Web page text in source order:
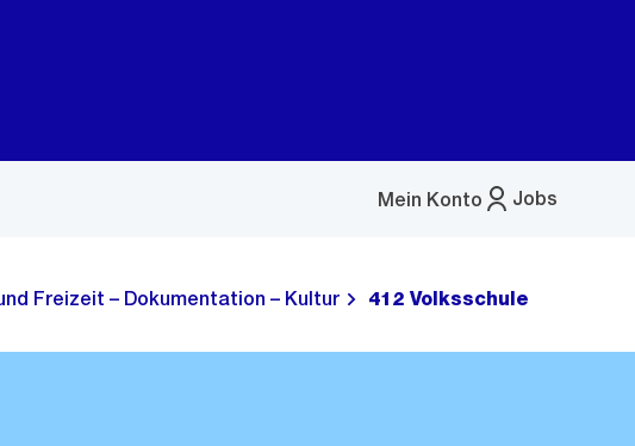
Jobs
Mein Konto
Menü
Freizeit – Dokumentation – Kultur 412 Volksschule